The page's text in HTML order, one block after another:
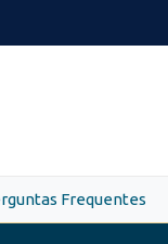
Frequentes